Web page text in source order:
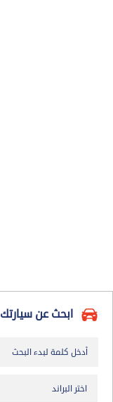
ابحث عن سيارتك